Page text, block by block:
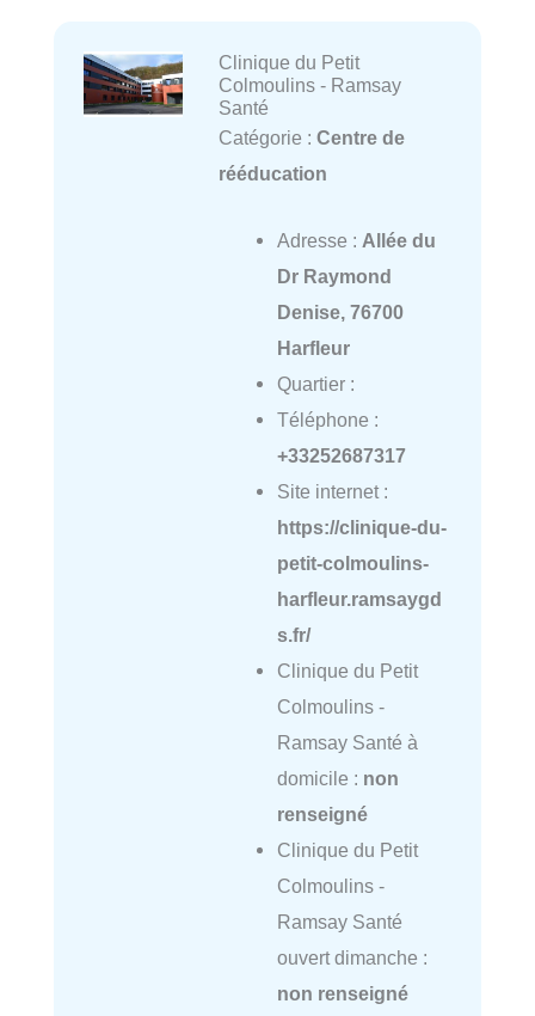
Clinique du Petit
Colmoulins - Ramsay
Santé
Catégorie : Centre de
rééducation
Adresse : Allée du
Dr Raymond
Denise, 76700
Harfleur
Quartier :
Téléphone :
+33252687317
Site internet :
https://clinique-du-
petit-colmoulins-
harfleur.ramsaygd
s.fr/
Clinique du Petit
Colmoulins -
Ramsay Santé à
domicile : non
renseigné
Clinique du Petit
Colmoulins -
Ramsay Santé
ouvert dimanche :
non renseigné